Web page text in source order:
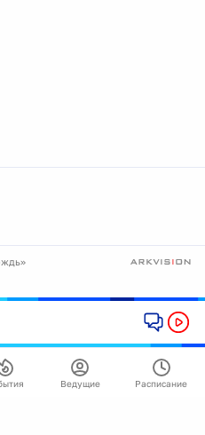
Ведущие Расписание